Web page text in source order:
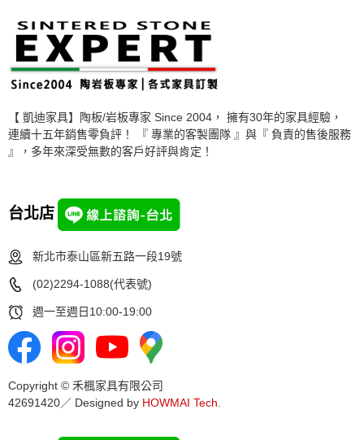
【 凱迪家具】陶板/岩板專家 Since 2004， 擁有30年的家具經驗，
連續十五年銷售零負評！ 『 專業的客製團隊 』與『 負責的售後服務
』，多年來深受無數的客戶好評與肯定！
台北店
新北市泰山區新五路一段19號
(02)2294-1088(代表號)
週一至週日10:00-19:00
Copyright © 禾楓家具有限公司
42691420／ Designed by HOWMAI Tech